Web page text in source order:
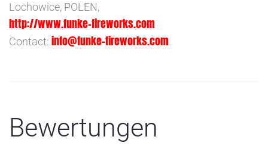
Lochowice, POLEN,
http://www.funke-fireworks.com
Contact: info@funke-fireworks.com
Bewertungen